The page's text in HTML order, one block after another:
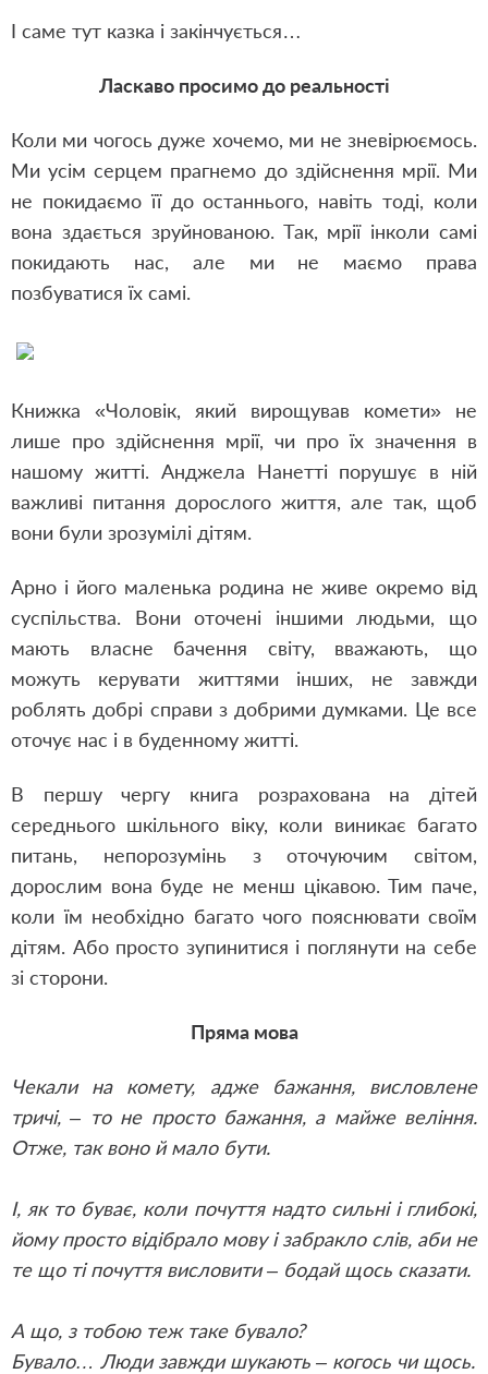
І саме тут казка і закінчується…
Ласкаво просимо до реальності
Коли ми чогось дуже хочемо, ми не зневірюємось.
Ми усім серцем прагнемо до здійснення мрії. Ми
не покидаємо її до останнього, навіть тоді, коли
вона здається зруйнованою. Так, мрії інколи самі
покидають нас, але ми не маємо права
позбуватися їх самі.
Книжка «Чоловік, який вирощував комети» не
лише про здійснення мрії, чи про їх значення в
нашому житті. Анджела Нанетті порушує в ній
важливі питання дорослого життя, але так, щоб
вони були зрозумілі дітям.
Арно і його маленька родина не живе окремо від
суспільства. Вони оточені іншими людьми, що
мають власне бачення світу, вважають, що
можуть керувати життями інших, не завжди
роблять добрі справи з добрими думками. Це все
оточує нас і в буденному житті.
В першу чергу книга розрахована на дітей
середнього шкільного віку, коли виникає багато
питань, непорозумінь з оточуючим світом,
дорослим вона буде не менш цікавою. Тим паче,
коли їм необхідно багато чого пояснювати своїм
дітям. Або просто зупинитися і поглянути на себе
зі сторони.
Пряма мова
Чекали на комету, адже бажання, висловлене
тричі, – то не просто бажання, а майже веління.
Отже, так воно й мало бути.
І, як то буває, коли почуття надто сильні і глибокі,
йому просто відібрало мову і забракло слів, аби не
те що ті почуття висловити – бодай щось сказати.
А що, з тобою теж таке бувало?
Бувало… Люди завжди шукають – когось чи щось.